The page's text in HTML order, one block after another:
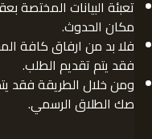
تعبئة البيانات المختصة
مكان الحدوث.
فلا بد من ارفاق كافة
فقد يتم تقديم الطلب.
ومن خلال الطريقة فقد
صك الطلاق الرسمي.